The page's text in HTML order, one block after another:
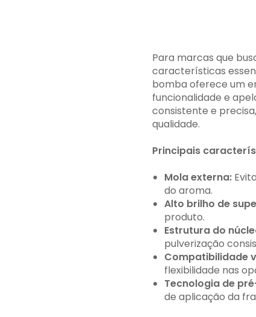
Para marcas que
características
bomba oferece um
funcionalidade e
consistente e
qualidade.
Principais
Mola externa:
do aroma.
Alto brilho de
produto.
Estrutura do
pulverização
Compatibilidade
flexibilidade nas
Tecnologia de
de aplicação da